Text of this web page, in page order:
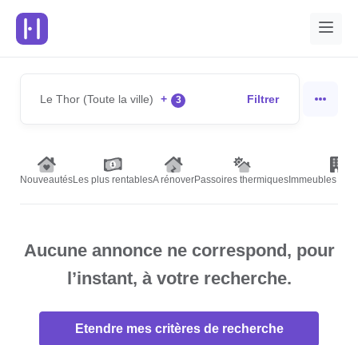
Le Thor (Toute la ville) + 3 Filtrer
NouveautésLes plus rentablesA rénoverPassoires thermiques Immeubles de
Aucune annonce ne correspond, pour
l’instant, à votre recherche.
Etendre mes critères de recherche